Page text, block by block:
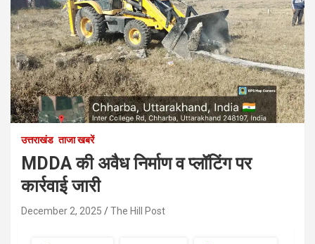
उत्तराखंड ताजा खबरें
MDDA की अवैध निर्माण व प्लॉटिंग पर
कार्रवाई जारी
December 2, 2025 The Hill Post